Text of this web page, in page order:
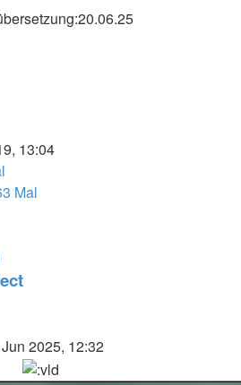
13:04
Mal
2025, 12:32